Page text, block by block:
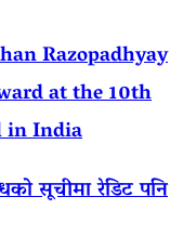
Razopadhyay
at the 10th
in India
सूचीमा रेडिट पनि